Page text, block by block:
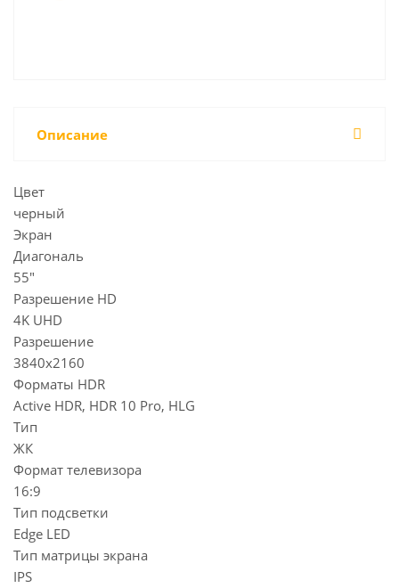
Описание
Цвет
черный
Экран
Диагональ
55"
Разрешение HD
4K UHD
Разрешение
3840x2160
Форматы HDR
Active HDR, HDR 10 Pro, HLG
Тип
ЖК
Формат телевизора
16:9
Тип подсветки
Edge LED
Тип матрицы экрана
IPS